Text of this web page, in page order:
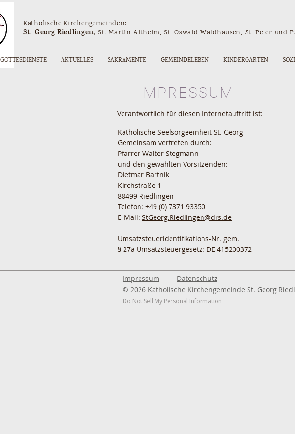
Katholische Kirchengemeinden:
St. Georg Riedlingen, St. Martin Altheim,St. Oswald Waldhausen, St. Peter und
GOTTESDIENSTE AKTUELLES SAKRAMENTE GEMEINDELEBEN KINDERGARTEN
IMPRESSUM
Verantwortlich für diesen Internetauftritt ist:
Katholische Seelsorgeeinheit St. Georg
Gemeinsam vertreten durch:
Pfarrer Walter Stegmann
und den gewählten Vorsitzenden:
Dietmar Bartnik
Kirchstraße 1
88499 Riedlingen
Telefon: +49 (0) 7371 93350
E-Mail: StGeorg.Riedlingen@drs.de
Umsatzsteueridentifikations-Nr. gem.
§ 27a Umsatzsteuergesetz: DE 415200372
Impressum
Datenschutz
© 2026 Katholische Kirchengemeinde St. Georg
Do Not Sell My Personal Information